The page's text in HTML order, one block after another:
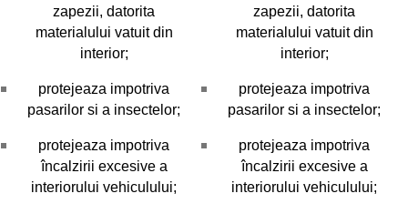
zapezii, datorita
materialului vatuit din
interior;
protejeaza impotriva
pasarilor si a insectelor;
protejeaza impotriva
încalzirii excesive a
interiorului vehiculului;
zapezii, datorita
materialului vatuit din
interior;
protejeaza impotriva
pasarilor si a insectelor;
protejeaza impotriva
încalzirii excesive a
interiorului vehiculului;